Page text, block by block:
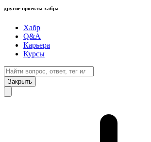
другие проекты хабра
Хабр
Q&A
Карьера
Курсы
Закрыть